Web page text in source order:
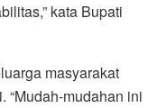
kata Bupati
masyarakat
“Mudah-mudahan ini